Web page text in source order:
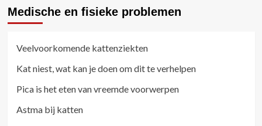
Medische en fisieke problemen
Veelvoorkomende kattenziekten
Kat niest, wat kan je doen om dit te verhelpen
Pica is het eten van vreemde voorwerpen
Astma bij katten